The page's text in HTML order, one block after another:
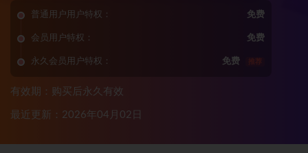
普通用户用户特权： 免费
会员用户特权： 免费
永久会员用户特权： 免费 推荐
有效期：购买后永久有效
最近更新：2026年04月02日